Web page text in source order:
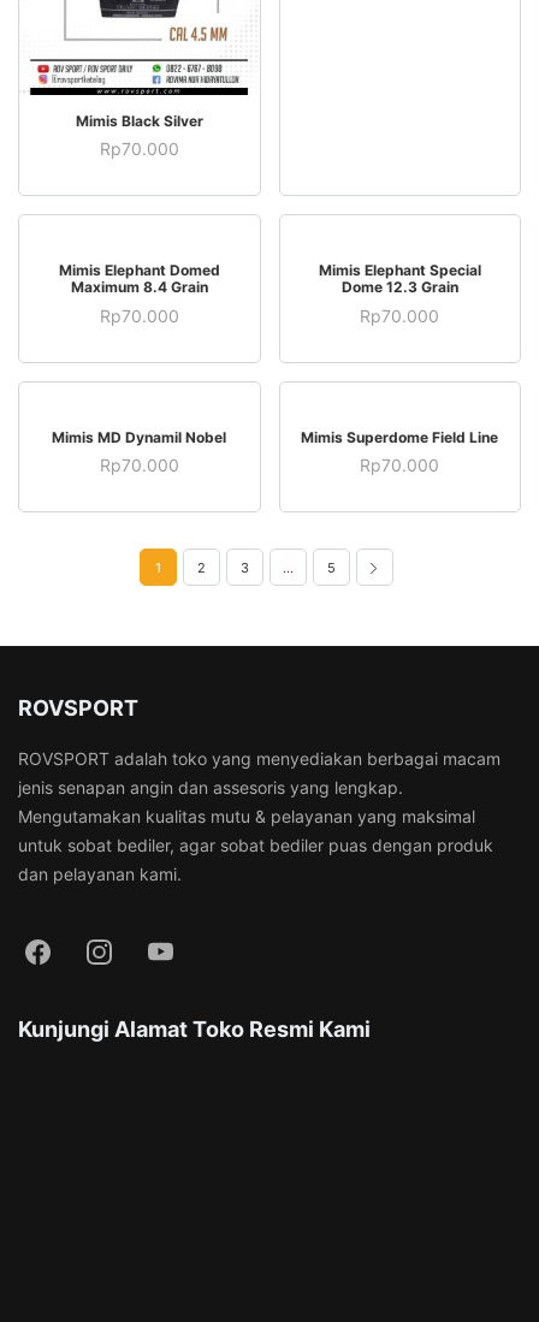
STOK HABIS
Mimis Black Silver
Rp70.000
STOK HABIS
Mimis Elephant Domed
Maximum 8.4 Grain
Rp70.000
STOK HABIS
Mimis Elephant Special
Dome 12.3 Grain
Rp70.000
BELI SEKARANG
Mimis MD Dynamil Nobel
Rp70.000
BELI SEKARANG
Mimis Superdome Field Line
Rp70.000
1 2 3 … 5
ROVSPORT
ROVSPORT adalah toko yang menyediakan berbagai macam
jenis senapan angin dan assesoris yang lengkap.
Mengutamakan kualitas mutu & pelayanan yang maksimal
untuk sobat bediler, agar sobat bediler puas dengan produk
dan pelayanan kami.
Kunjungi Alamat Toko Resmi Kami